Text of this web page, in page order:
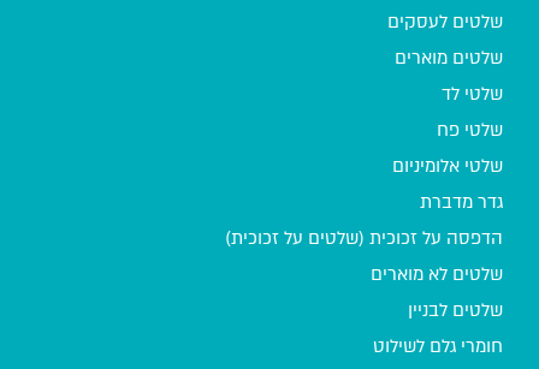
שלטים לעסקים
שלטים מוארים
שלטי לד
שלטי פח
שלטי אלומיניום
גדר מדברת
הדפסה על זכוכית (שלטים על זכוכית)
שלטים לא מוארים
שלטים לבניין
חומרי גלם לשילוט